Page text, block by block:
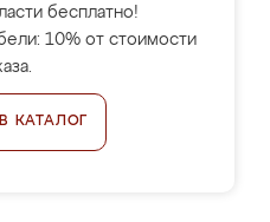
бесплатно!
10% от стоимости
КАТАЛОГ